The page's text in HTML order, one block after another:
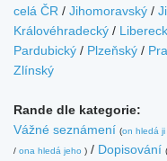
celá ČR / Jihomoravský /
Královéhradecký /
Pardubický / Plzeňský /
Zlínský
Rande dle kategorie:
Vážné seznámení (on hledá ji
/ ona hledá jeho ) / Dopisování (